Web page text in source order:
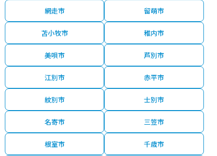
網走市 留萌市
苫小牧市 稚内市
美唄市 芦別市
江別市 赤平市
紋別市 士別市
名寄市 三笠市
根室市 千歳市